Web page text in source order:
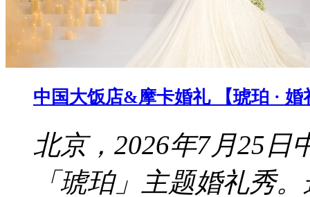
中国大饭店&摩卡婚礼 【琥珀 ·
北京，2026年7月25日
「琥珀」主题婚礼秀